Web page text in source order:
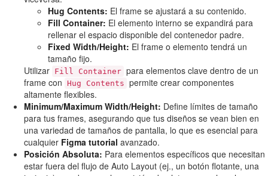
Hug Contents: El frame se ajustará a su contenido.
Fill Container: El elemento interno se expandirá para
rellenar el espacio disponible del contenedor padre.
Fixed Width/Height: El frame o elemento tendrá un
tamaño fijo.
Utilizar Fill Container para elementos clave dentro de un
frame con Hug Contents permite crear componentes
altamente flexibles.
Minimum/Maximum Width/Height: Define límites de tamaño
para tus frames, asegurando que tus diseños se vean bien en
una variedad de tamaños de pantalla, lo que es esencial para
cualquier Figma tutorial avanzado.
Posición Absoluta: Para elementos específicos que necesitan
estar fuera del flujo de Auto Layout (ej., un botón flotante, una